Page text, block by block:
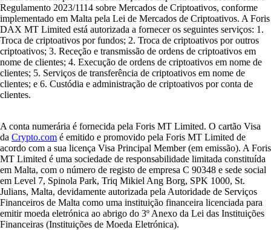
Regulamento 2023/1114 sobre Mercados de Criptoativos, conforme
implementado em Malta pela Lei de Mercados de Criptoativos. A Foris
DAX MT Limited está autorizada a fornecer os seguintes serviços: 1.
Troca de criptoativos por fundos; 2. Troca de criptoativos por outros
criptoativos; 3. Receção e transmissão de ordens de criptoativos em
nome de clientes; 4. Execução de ordens de criptoativos em nome de
clientes; 5. Serviços de transferência de criptoativos em nome de
clientes; e 6. Custódia e administração de criptoativos por conta de
clientes.
A conta numerária é fornecida pela Foris MT Limited. O cartão Visa
da Crypto.com é emitido e promovido pela Foris MT Limited de
acordo com a sua licença Visa Principal Member (em emissão). A Foris
MT Limited é uma sociedade de responsabilidade limitada constituída
em Malta, com o número de registo de empresa C 90348 e sede social
em Level 7, Spinola Park, Triq Mikiel Ang Borg, SPK 1000, St.
Julians, Malta, devidamente autorizada pela Autoridade de Serviços
Financeiros de Malta como uma instituição financeira licenciada para
emitir moeda eletrónica ao abrigo do 3º Anexo da Lei das Instituições
Financeiras (Instituições de Moeda Eletrónica).